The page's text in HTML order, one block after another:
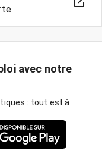
avec notre
: tout est à